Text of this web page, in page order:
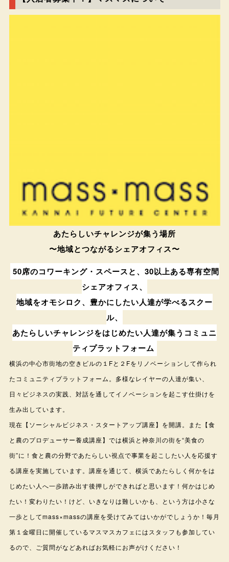
あたらしいチャレンジが集う場所
〜地域とつながるシェアオフィス〜
50席のコワーキング・スペースと、30以上ある専有空間
シェアオフィス、
地域をオモシロク、豊かにしたい人達が学べるスクー
ル、
あたらしいチャレンジをはじめたい人達が集うコミュニ
ティプラットフォーム
横浜の中心市街地の空きビルの１Fと２Fをリノベーションして作られ
たコミュニティプラットフォーム。多様なレイヤーの人達が集い、
日々ビジネスの実践、対話を通してイノベーションを起こす仕掛けを
生み出しています。
現在【ソーシャルビジネス・スタートアップ講座】を開講。また【食
と農のプロデューサー養成講座】では横浜と神奈川の街を“美食の
街”に！食と農の分野であたらしい視点で事業を起こしたい人を応援す
る講座を実施しています。講座を通じて、横浜であたらしく何かをは
じめたい人へ一歩踏み出す後押しができればと思います！何かはじめ
たい！変わりたい！けど、いきなりは難しいかも、という方は小さな
一歩としてmass×massの講座を受けてみてはいかがでしょうか！毎月
第１金曜日に開催しているマスマスカフェにはスタッフも参加してい
るので、ご質問がなどあればお気軽にお声がけください！